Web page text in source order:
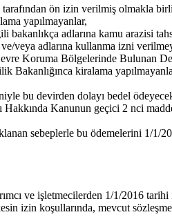
ön izin verilmiş olmakla
yapılmayanlar,
adlarına kamu arazisi
veya adlarına kullanma izni
Koruma Bölgelerinde Bulunan
Bakanlığınca kiralama
bu devirden dolayı bedel
Kanunun geçici 2 nci
sebeplerle bu ödemelerini 1/1/
ve işletmecilerden 1/1/2016
izin koşullarında, mevcut